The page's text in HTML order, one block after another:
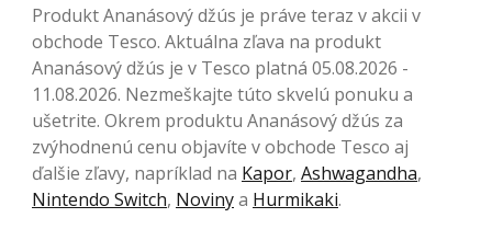
Produkt Ananásový džús je práve teraz v akcii v
obchode Tesco. Aktuálna zľava na produkt
Ananásový džús je v Tesco platná 05.08.2026 -
11.08.2026. Nezmeškajte túto skvelú ponuku a
ušetrite. Okrem produktu Ananásový džús za
zvýhodnenú cenu objavíte v obchode Tesco aj
ďalšie zľavy, napríklad na Kapor, Ashwagandha,
Nintendo Switch, Novinya Hurmikaki.